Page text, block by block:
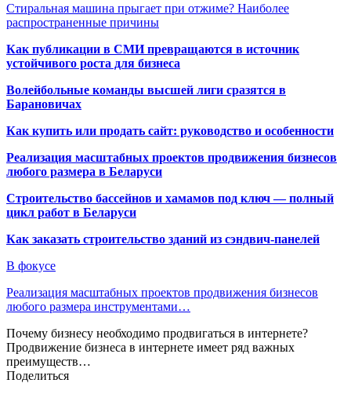
Стиральная машина прыгает при отжиме? Наиболее
распространенные причины
Как публикации в СМИ превращаются в источник
устойчивого роста для бизнеса
Волейбольные команды высшей лиги сразятся в
Барановичах
Как купить или продать сайт: руководство и особенности
Реализация масштабных проектов продвижения бизнесов
любого размера в Беларуси
Строительство бассейнов и хамамов под ключ — полный
цикл работ в Беларуси
Как заказать строительство зданий из сэндвич-панелей
В фокусе
Реализация масштабных проектов продвижения бизнесов
любого размера инструментами…
Почему бизнесу необходимо продвигаться в интернете?
Продвижение бизнеса в интернете имеет ряд важных
преимуществ…
Поделиться